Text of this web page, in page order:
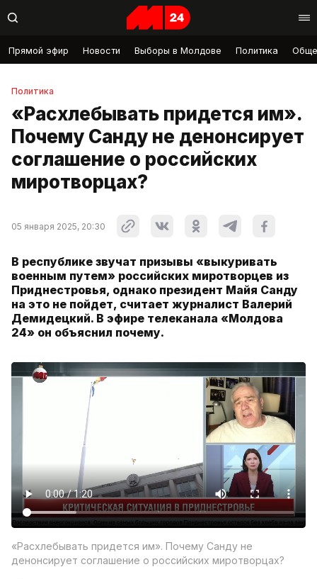
Прямой эфир Новости Выборы в Молдове Политика
Политика
«Расхлебывать придется им».
Почему Санду не денонсирует
соглашение о российских
миротворцах?
05 января 2025, 20:30
В республике звучат призывы «выкуривать
военным путем» российских миротворцев из
Приднестровья, однако президент Майя Санду
на это не пойдет, считает журналист Валерий
Демидецкий. В эфире телеканала «Молдова
24» он объяснил почему.
«Расхлебывать придется им». Почему Санду не
денонсирует соглашение о российских миротворцах?